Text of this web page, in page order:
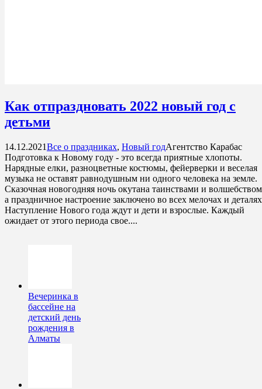
Как отпраздновать 2022 новый год с
детьми
14.12.2021Все о праздниках, Новый годАгентство Карабас
Подготовка к Новому году - это всегда приятные хлопоты.
Нарядные елки, разноцветные костюмы, фейерверки и веселая
музыка не оставят равнодушным ни одного человека на земле.
Сказочная новогодняя ночь окутана таинствами и
а праздничное настроение заключено во всех мелочах и
Наступление Нового года ждут и дети и взрослые. Каждый
ожидает от этого периода свое....
Вечеринка в
бассейне на
детский день
рождения в
Алматы